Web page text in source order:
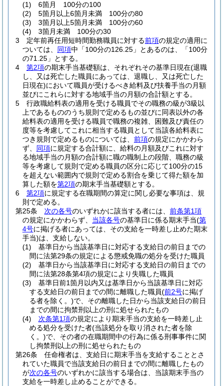
(1)
6箇月 100分の100
(2)
5箇月以上6箇月未満 100分の80
(3)
3箇月以上5箇月未満 100分の60
(4)
3箇月未満 100分の30
3
定年前再任用短時間勤務職員に対する前項の規定の適用に
ついては、 同項中「100分の126.25」とあるのは、「100分
の71.25」とする。
4
第2項の期末手当基礎額は、それぞれその基準日現在(退職
し、又は死亡した職員にあっては、退職し、又は死亡した
日現在)において職員が受けるべき給料及び扶養手当の月額
並びにこれらに対する地域手当の月額の合計額とする。
5
行政職給料表の適用を受ける職員でその職務の級が3級以
上であるもののうち規則で定めるもの並びに同表以外の各
給料表の適用を受ける職員で職務の複雑、困難及び責任の
度等を考慮してこれに相当する職員として当該各給料表に
つき規則で定めるものについては、 前項の規定にかかわら
ず、 同項に規定する合計額に、給料の月額及びこれに対す
る地域手当の月額の合計額に職の職制上の段階、職務の級
等を考慮して規則で定める職員の区分に応じて100分の15
を超えない範囲内で規則で定める割合を乗じて得た額を加
算した額を第2項の期末手当基礎額とする。
6
第2項に規定する在職期間の算定に関し必要な事項は、規
則で定める。
第25条
次の各号のいずれかに該当する者には、 前条第1項
の規定にかかわらず、 当該各号の基準日に係る期末手当(第
4号に掲げる者にあっては、その支給を一時差し止めた期末
手当)は、支給しない。
(1)
基準日から当該基準日に対応する支給日の前日までの
間に法第29条の規定による懲戒免職の処分を受けた職員
(2)
基準日から当該基準日に対応する支給日の前日までの
間に法第28条第4項の規定により失職した職員
(3)
基準日前1箇月以内又は基準日から当該基準日に対応
する支給日の前日までの間に離職した職員(前2号に掲げ
る者を除く。)で、その離職した日から当該支給日の前日
までの間に拘禁刑以上の刑に処せられたもの
(4)
次条第1項の規定により期末手当の支給を一時差し止
める処分を受けた者(当該処分を取り消された者を除
く。)で、その者の在職期間中の行為に係る刑事事件に関
し拘禁刑以上の刑に処せられたもの
第26条
任命権者は、支給日に期末手当を支給することとさ
れていた職員で当該支給日の前日までの間に離職したもの
が次の各号のいずれかに該当する場合は、当該期末手当の
支給を一時差し止めることができる。